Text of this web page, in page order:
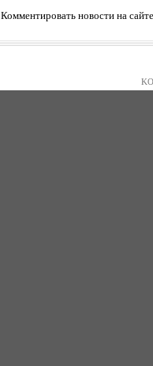
Комментировать новости на